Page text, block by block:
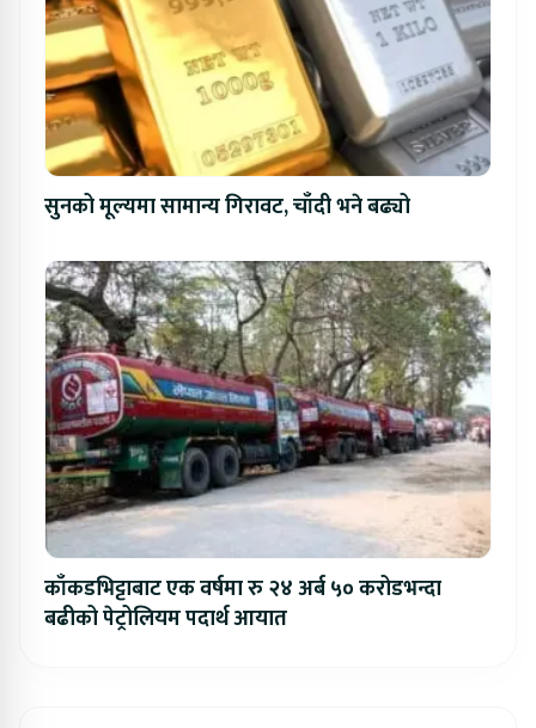
सुनको मूल्यमा सामान्य गिरावट, चाँदी भने बढ्यो
काँकडभिट्टाबाट एक वर्षमा रु २४ अर्ब ५० करोडभन्दा
बढीको पेट्रोलियम पदार्थ आयात